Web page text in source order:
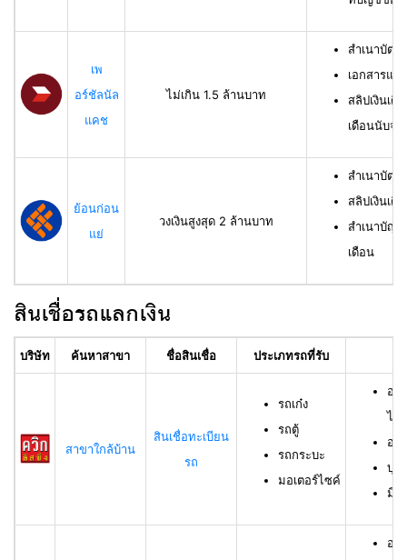
เพ
อร์ชัลนัล
แคช
ไม่เกิน 1.5 ล้านบาท
สำเนาบัตร
เอกสารแส
สลิปเงินเ
เดือนนับจ
ย้อนก่อน
แย่
วงเงินสูงสุด 2 ล้านบาท
สำเนาบัต
สลิปเงินเดื
สำเนาบัญชี
เดือน
สินเชื่อรถแลกเงิน
บริษัท ค้นหาสาขา ชื่อสินเชื่อ ประเภทรถที่รับ
สาขาใกล้บ้าน
สินเชื่อทะเบียน
รถ
รถเก๋ง
รถตู้
รถกระบะ
มอเตอร์ไซค์
อา
ไม่
อา
บุค
มีชื่
อา